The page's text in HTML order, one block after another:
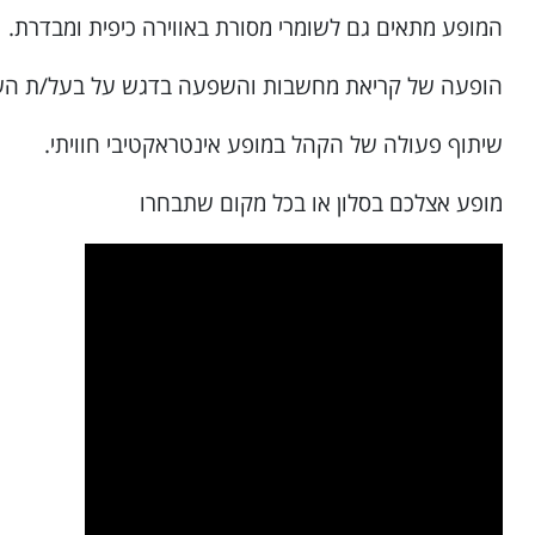
המופע מתאים גם לשומרי מסורת באווירה כיפית ומבדרת.
הופעה של קריאת מחשבות והשפעה בדגש על בעל/ת
שיתוף פעולה של הקהל במופע אינטראקטיבי חוויתי.
מופע אצלכם בסלון או בכל מקום שתבחרו